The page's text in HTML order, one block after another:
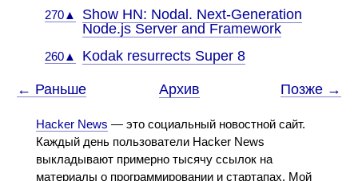
270▲
Show HN: Nodal. Next-Generation
Node.js Server and Framework
260▲ Kodak resurrects Super 8
← Раньше Архив Позже →
Hacker News — это социальный новостной сайт.
Каждый день пользователи Hacker News
выкладывают примерно тысячу ссылок на
материалы о программировании и стартапах. Мой